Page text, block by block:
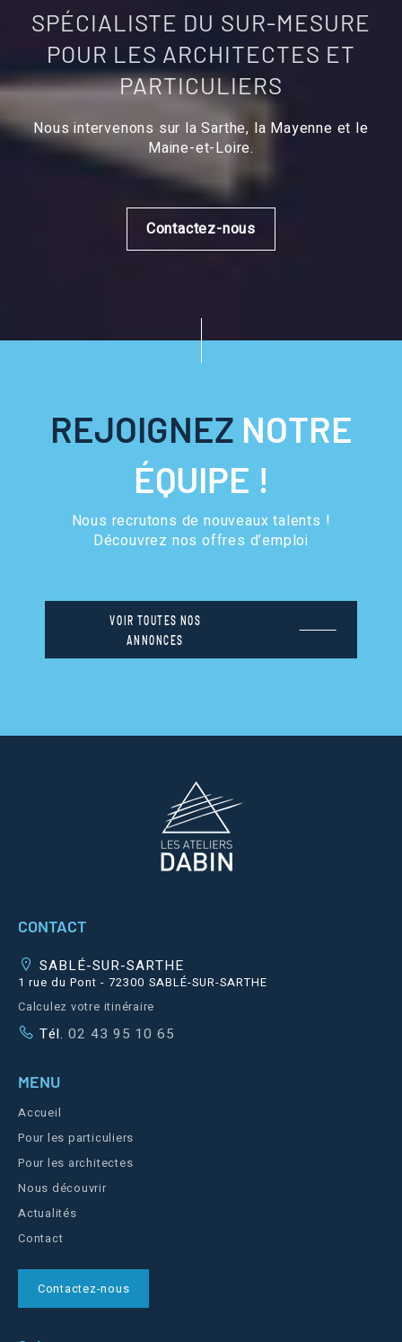
SPÉCIALISTE DU SUR-MESURE
POUR LES ARCHITECTES ET
PARTICULIERS
Nous intervenons sur la Sarthe, la Mayenne et le
Maine-et-Loire.
Contactez-nous
REJOIGNEZ NOTRE
ÉQUIPE !
Nous recrutons de nouveaux talents !
Découvrez nos offres d’emploi
VOIR TOUTES NOS
ANNONCES
CONTACT
SABLÉ-SUR-SARTHE
1 rue du Pont - 72300 SABLÉ-SUR-SARTHE
Calculez votre itinéraire
Tél. 02 43 95 10 65
MENU
Accueil
Pour les particuliers
Pour les architectes
Nous découvrir
Actualités
Contact
Contactez-nous